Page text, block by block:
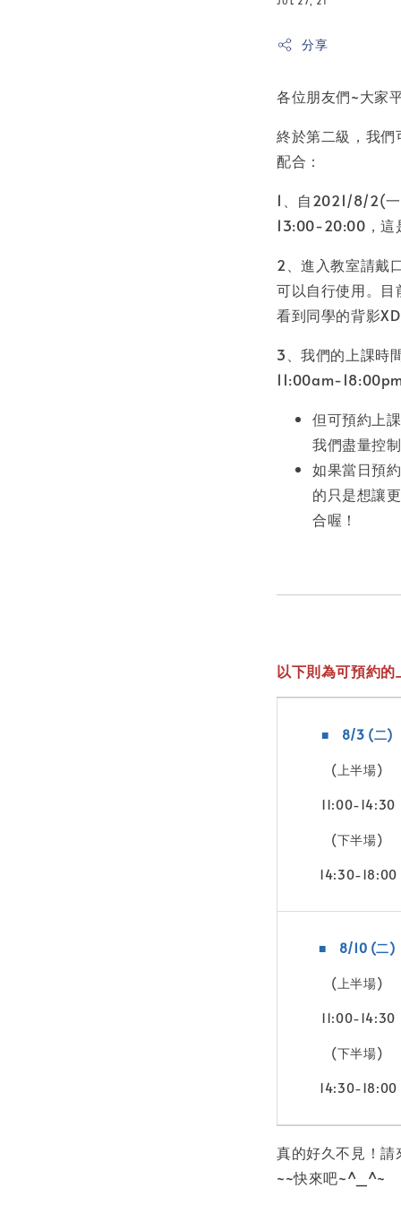
分享
各位朋友們~大家
終於第二級，我
配合：
1、自2021/8/2(
13:00-20:00，這
2、進入教室請戴
可以自行使用。
看到同學的背影
3、我們的上課時
11:00am-
但可預約上
我們盡量控
如果當日預
的只是想讓
合喔！
以下則為可預約
■ 8/3 (二)
(上半場)
11:00-14:30
(下半場)
14:30-18:00
■ 8/10 (二)
(上半場)
11:00-14:30
(下半場)
14:30-18:00
真的好久不見！
~~快來吧~^_^~